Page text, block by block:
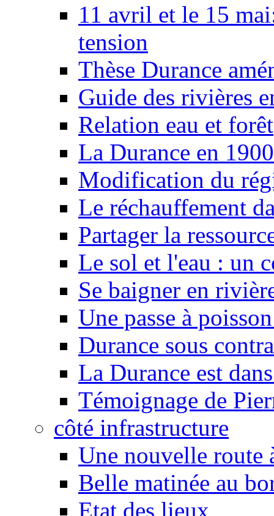
11 avril et le 15
tension
Thèse Durance
Guide des rivières
Relation eau et forêt
La Durance en 1900
Modification du
Le réchauffement
Partager la
Le sol et l'eau : un
Se baigner en
Une passe à
Durance sous
La Durance est
Témoignage de
côté infrastructure
Une nouvelle route
Belle matinée au
Etat des lieux